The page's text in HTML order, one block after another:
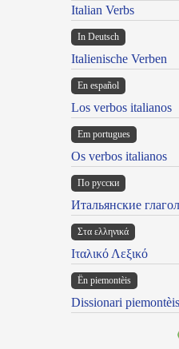
Italian Verbs
In Deutsch
Italienische Verben
En español
Los verbos italianos
Em portugues
Os verbos italianos
По русски
Итальянские
Στα ελληνικά
Ιταλικό Λεξικό
Ën piemontèis
Dissionari piemontèis